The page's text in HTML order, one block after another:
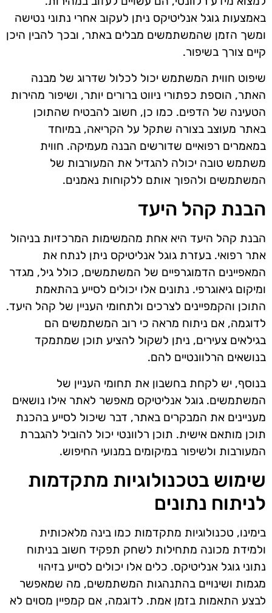
באמצעות גוגל אנליטיקס ניתן לעקוב אחרי נתוני נטישה
ומשך הזמן שהמשתמשים מבלים באתר, ובכך להבין היכן
קיים צורך בשיפור.
שיפוט חווית המשתמש יכול לכלול שדרוג של מבנה
האתר, הוספת כפתורי ניווט ברורים יותר, ושיפור מהירות
הטעינה של הדפים. כמו כן, חשוב להבטיח שהתוכן
באתר מעוצב בצורה שתקל על הקריאה, במיוחד
במאמרים רפואיים שדורשים הבנה מעמיקה. חווית
משתמש טובה יכולה להגדיל את המעורבות של
המשתמשים ולהפוך אותם ללקוחות נאמנים.
הבנת קהל היעד
הבנת קהל היעד היא אחת מהמשימות המרכזיות בניהול
אתר רפואי. בעזרת גוגל אנליטיקס ניתן לנתח את
המאפיינים הדמוגרפיים של המשתמשים, כולל גיל, מגדר
ומיקום גיאוגרפי. נתונים אלו יכולים לסייע בהתאמת
התוכן והקמפיינים לצרכים ולתחומי העניין של קהל היעד.
לדוגמה, אם ניתוח מראה כי רוב המשתמשים הם
בגילאים צעירים, ניתן לשקול להציע תוכן שמתמקד
בנושאים הרלוונטיים להם.
בנוסף, יש לקחת בחשבון את תחומי העניין של
המשתמשים. גוגל אנליטיקס מאפשר לאתר אילו נושאים
מעניינים את המבקרים באתר, דבר שיכול לסייע בהכנת
תוכן מותאם אישית. תוכן רלוונטי יכול להוביל להגברת
המעורבות ולשיפור במיקומים במנועי החיפוש.
שימוש בטכנולוגיות מתקדמות
לניתוח נתונים
בימינו, טכנולוגיות מתקדמות כמו בינה מלאכותית
ולמידת מכונה מתחילות לשחק תפקיד חשוב בניתוח
נתוני גוגל אנליטיקס. כלים אלו יכולים לסייע בזיהוי
מגמות ושינויים בהתנהגות המשתמשים, מה שמאפשר
לבצע התאמות בזמן אמת. לדוגמה, אם קמפיין מסוים לא